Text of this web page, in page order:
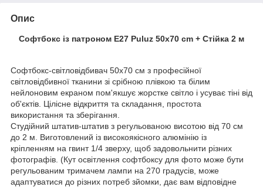
Опис
Софтбокс із патроном Е27 Puluz 50x70 cm + Стійка 2 м
Софтбокс-світловідбивач 50x70 см з професійної
світловідбивної тканини зі срібною плівкою та білим
нейлоновим екраном пом'якшує жорстке світло і усуває тіні від
об'єктів. Цілісне відкриття та складання, простота
використання та зберігання.
Студійний штатив-штатив з регульованою висотою від 70 см
до 2 м. Виготовлений із високоякісного алюмінію із
кріпленням на гвинт 1/4 зверху, щоб задовольнити різних
фотографів. (Кут освітлення софтбоксу для фото може бути
регульованим тримачем лампи на 270 градусів, може
адаптуватися до різних потреб зйомки, дає вам відповідне